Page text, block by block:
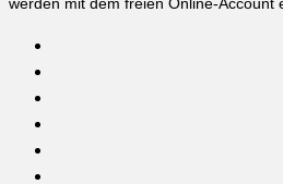
werden mit dem freien Online-Account